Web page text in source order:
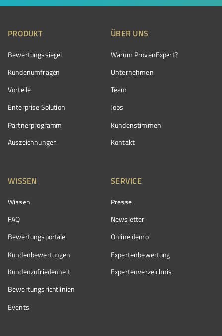
PRODUKT
Bewertungssiegel
Kundenumfragen
Vorteile
Enterprise Solution
Partnerprogramm
Auszeichnungen
ÜBER UNS
Warum ProvenExpert?
Unternehmen
Team
Jobs
Kundenstimmen
Kontakt
WISSEN
Wissen
FAQ
Bewertungsportale
Kundenbewertungen
Kundenzufriedenheit
Bewertungs­richtlinien
Events
SERVICE
Presse
Newsletter
Online demo
Expertenbewertung
Expertenverzeichnis